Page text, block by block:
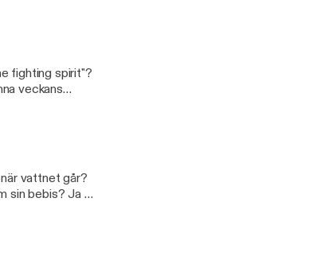
fighting spirit"?
veckans
vattnet går?
sin bebis? Ja ni